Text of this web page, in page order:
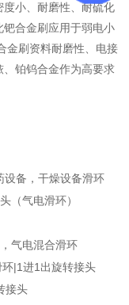
小、耐磨性、耐硫化
合金刷应用于弱电小
金刷资料耐磨性、电接
铂钨合金作为高要求
设备，干燥设备滑环
（气电滑环）
气电混合滑环
|1进1出旋转接头
接头